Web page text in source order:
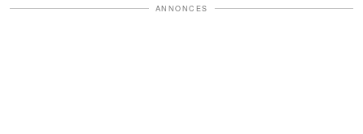
ANNONCES